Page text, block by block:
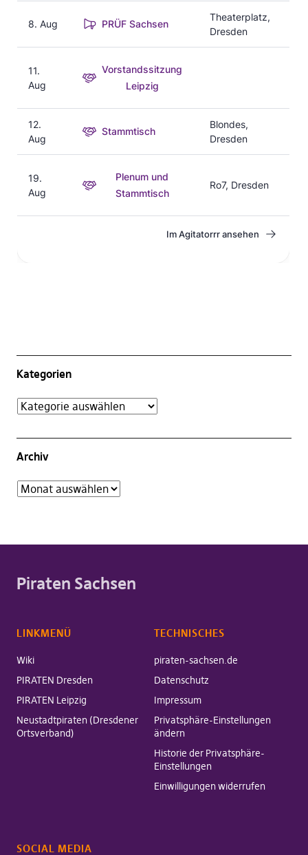
Kategorien
Archiv
Piraten Sachsen
LINKMENÜ
Wiki
PIRATEN Dresden
PIRATEN Leipzig
Neustadtpiraten (Dresdener
Ortsverband)
TECHNISCHES
piraten-sachsen.de
Datenschutz
Impressum
Privatsphäre-Einstellungen
ändern
Historie der Privatsphäre-
Einstellungen
Einwilligungen widerrufen
SOCIAL MEDIA